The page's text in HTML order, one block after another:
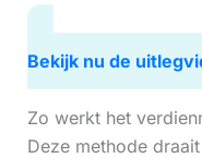
Bekijk nu de
Zo werkt het
Deze methode